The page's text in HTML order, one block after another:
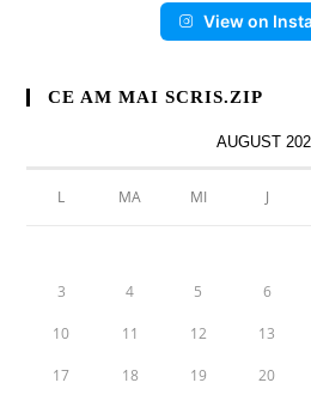
View on
CE AM MAI SCRIS.ZIP
AUGUST
L MA MI J
3 4 5 6
10 11 12 13
17 18 19 20